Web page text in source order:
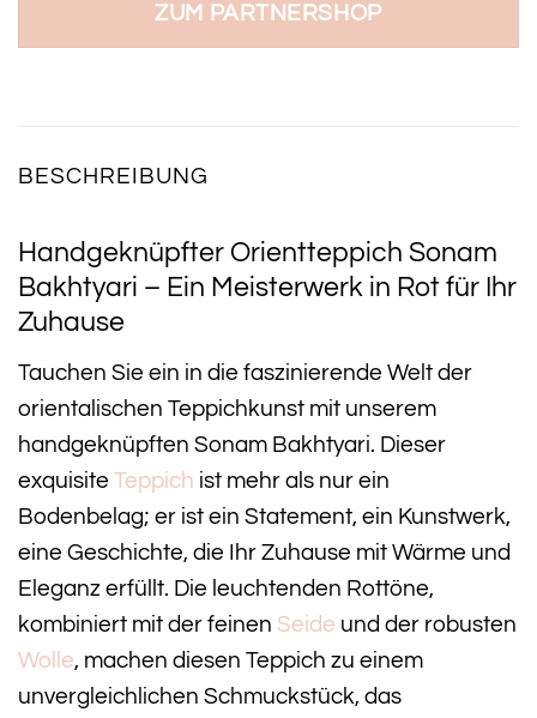
ZUM PARTNERSHOP
BESCHREIBUNG
Handgeknüpfter Orientteppich Sonam
Bakhtyari – Ein Meisterwerk in Rot für Ihr
Zuhause
Tauchen Sie ein in die faszinierende Welt der
orientalischen Teppichkunst mit unserem
handgeknüpften Sonam Bakhtyari. Dieser
exquisite Teppich ist mehr als nur ein
Bodenbelag; er ist ein Statement, ein Kunstwerk,
eine Geschichte, die Ihr Zuhause mit Wärme und
Eleganz erfüllt. Die leuchtenden Rottöne,
kombiniert mit der feinen Seide und der robusten
Wolle, machen diesen Teppich zu einem
unvergleichlichen Schmuckstück, das